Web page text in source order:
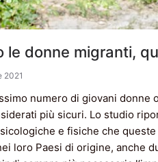
le donne migranti,
2021
numero di giovani donne
più sicuri. Lo studio
e fisiche che
loro Paesi di origine, anche